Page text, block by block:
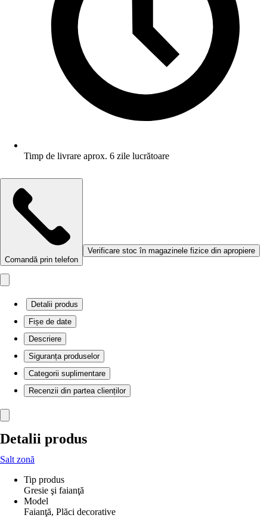
Timp de livrare aprox. 6 zile lucrătoare
Comandă prin telefon
Verificare stoc în magazinele fizice din apropiere
Detalii produs
Fișe de date
Descriere
Siguranța produselor
Categorii suplimentare
Recenzii din partea clienților
Detalii produs
Salt zonă
Tip produs
Gresie şi faianţă
Model
Faianţă, Plăci decorative